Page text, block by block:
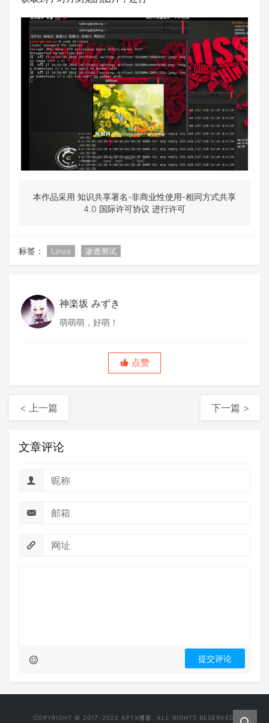
本作品采用 知识共享署名-非商业性使用-相同方式共享
4.0 国际许可协议 进行许可
标签： Linux 渗透测试
神楽坂 みずき
萌萌萌，好萌！
点赞
< 上一篇 下一篇 >
文章评论
COPYRIGHT © 2017-2022 APTX博客 . ALL RIGHTS RESERVED.